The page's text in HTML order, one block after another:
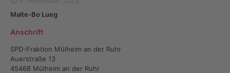
Malte-Bo Lueg
Anschrift
SPD-Fraktion Mülheim an der Ruhr
Auerstraße 13
45468 Mülheim an der Ruhr